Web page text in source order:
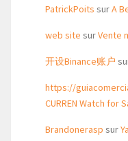
PatrickPoits surA
web site surVente
开设Binance账户
https://
CURREN Watch for
Brandonerasp sur